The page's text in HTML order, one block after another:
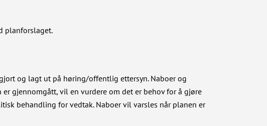
planforslaget.
og lagt ut på høring/offentlig ettersyn. Naboer og
gjennomgått, vil en vurdere om det er behov for å gjøre
behandling for vedtak. Naboer vil varsles når planen er